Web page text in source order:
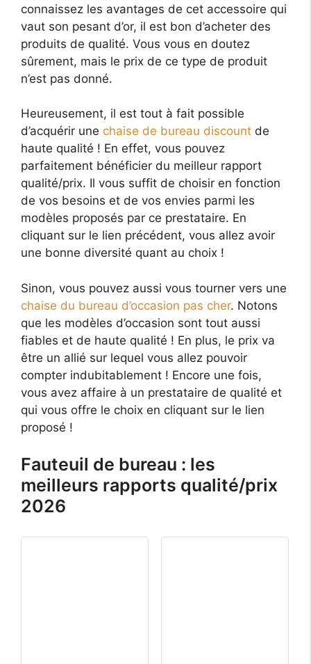
connaissez les avantages de cet accessoire qui
vaut son pesant d’or, il est bon d’acheter des
produits de qualité. Vous vous en doutez
sûrement, mais le prix de ce type de produit
n’est pas donné.
Heureusement, il est tout à fait possible
d’acquérir une chaise de bureau discount de
haute qualité ! En effet, vous pouvez
parfaitement bénéficier du meilleur rapport
qualité/prix. Il vous suffit de choisir en fonction
de vos besoins et de vos envies parmi les
modèles proposés par ce prestataire. En
cliquant sur le lien précédent, vous allez avoir
une bonne diversité quant au choix !
Sinon, vous pouvez aussi vous tourner vers une
chaise du bureau d’occasion pas cher. Notons
que les modèles d’occasion sont tout aussi
fiables et de haute qualité ! En plus, le prix va
être un allié sur lequel vous allez pouvoir
compter indubitablement ! Encore une fois,
vous avez affaire à un prestataire de qualité et
qui vous offre le choix en cliquant sur le lien
proposé !
Fauteuil de bureau : les
meilleurs rapports qualité/prix
2026